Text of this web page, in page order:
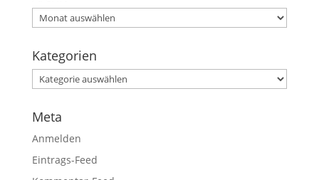
Kategorien
Meta
Anmelden
Eintrags-Feed